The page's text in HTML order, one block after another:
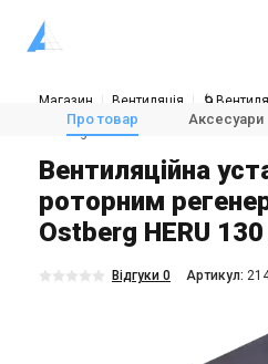
Магазин Вентиляція
💨Припливно-витяжні установки з
Ostberg HERU 130 S
Про товар Аксесуари
Вентиляційна
роторним
Ostberg HERU 130
Відгуки 0 Aртикул: